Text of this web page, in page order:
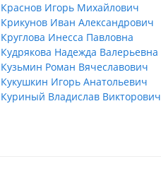
Краснов Игорь Михайлович
Крикунов Иван Александрович
Круглова Инесса Павловна
Кудрякова Надежда Валерьевна
Кузьмин Роман Вячеславович
Кукушкин Игорь Анатольевич
Куриный Владислав Викторович